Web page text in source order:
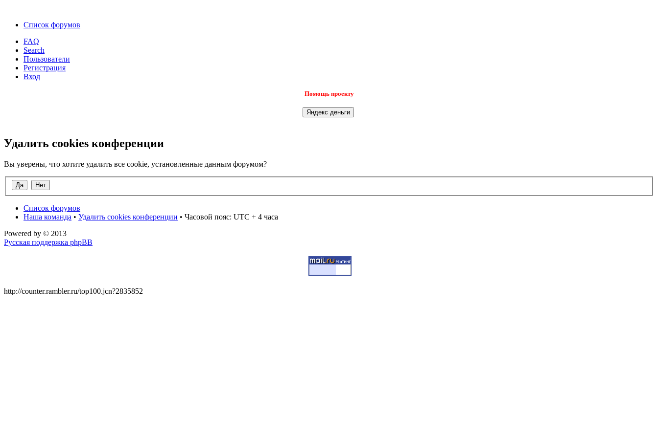
Список форумов
FAQ
Search
Пользователи
Регистрация
Вход
Помощь проекту
Удалить cookies конференции
Вы уверены, что хотите удалить все cookie, установленные данным форумом?
Список форумов
Наша команда • Удалить cookies конференции • Часовой пояс: UTC + 4 часа
Powered by © 2013
Русская поддержка phpBB
http://counter.rambler.ru/top100.jcn?2835852